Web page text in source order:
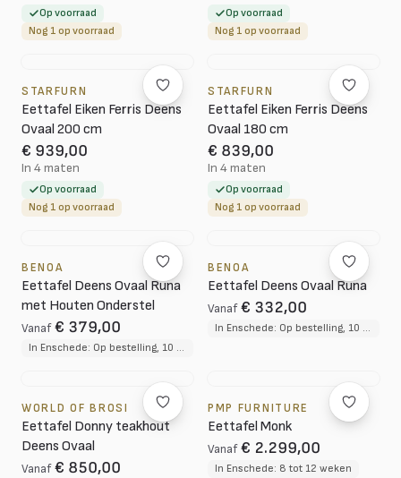
Op voorraad
Nog 1 op voorraad
Op voorraad
Nog 1 op voorraad
STARFURN
Eettafel Eiken Ferris Deens
Ovaal 200 cm
€ 939,00
In 4 maten
Op voorraad
Nog 1 op voorraad
STARFURN
Eettafel Eiken Ferris Deens
Ovaal 180 cm
€ 839,00
In 4 maten
Op voorraad
Nog 1 op voorraad
BENOA
Eettafel Deens Ovaal Runa
met Houten Onderstel
Vanaf € 379,00
In Enschede: Op bestelling, 10 tot 12 weken levertijd
BENOA
Eettafel Deens Ovaal Runa
Vanaf € 332,00
In Enschede: Op bestelling, 10 tot 12 weken levertijd
WORLD OF BROSI
Eettafel Donny teakhout
Deens Ovaal
Vanaf € 850,00
PMP FURNITURE
Eettafel Monk
Vanaf € 2.299,00
In Enschede: 8 tot 12 weken